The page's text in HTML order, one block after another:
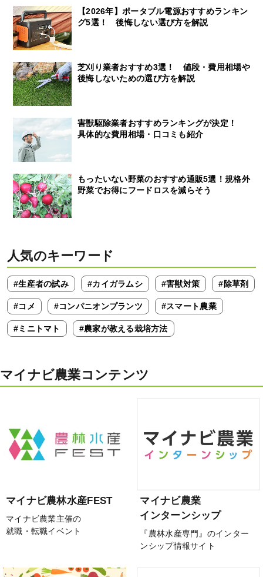
【2026年】ポータブル電源おすすめランキン
グ5選！ 後悔しない選び方を解説
芝刈り業者おすすめ3選！ 値段・費用相場や
後悔しないための選び方を解説
害獣駆除業者おすすめランキングが決定！
具体的な費用相場・口コミも紹介
もったいない野菜のおすすめ通販5選！規格外
野菜でお得にフードロスを減らそう
人気のキーワード
#生産者の試み #カイガラムシ #害獣対策 #除草剤
#コメ #コンパニオンプランツ #スマート農業
#ミニトマト #農家が教える栽培方法
マイナビ農業コンテンツ
マイナビ農林水産FEST
マイナビ農業主催の
就職・転職イベント
マイナビ農業
インターンシップ
『農林水産専門』のインター
ンシップ情報サイト